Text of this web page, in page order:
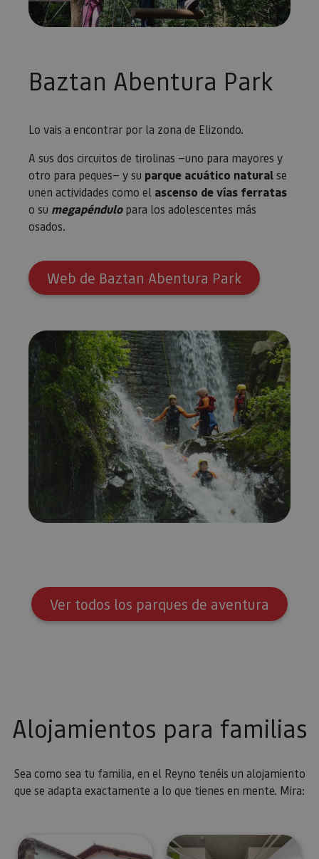
Baztan Abentura Park
Lo vais a encontrar por la zona de Elizondo.
A sus dos circuitos de tirolinas —uno para mayores y
otro para peques— y su parque acuático naturalse
unen actividades como el ascenso de vías ferratas
o su megapéndulo para los adolescentes más
osados.
Web de Baztan Abentura Park
Ver todos los parques de aventura
Alojamientos para familias
Sea como sea tu familia, en el Reyno tenéis un alojamiento
que se adapta exactamente a lo que tienes en mente. Mira: